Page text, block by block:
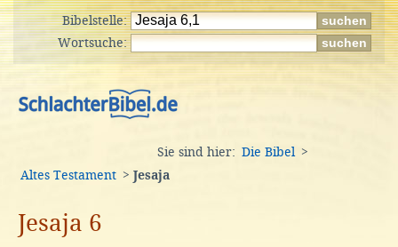
Bibelstelle:
Wortsuche:
Sie sind hier: Die Bibel
>
Altes Testament > Jesaja
Jesaja 6